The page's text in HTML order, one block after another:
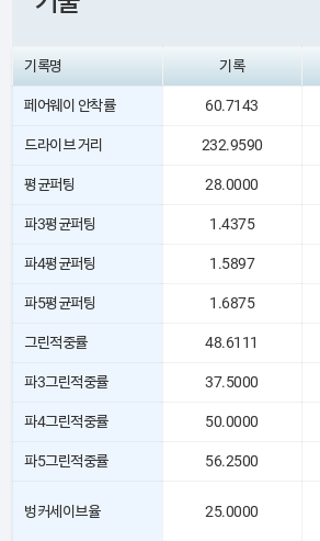
기록명 기록
페어웨이 안착률 60.7143
드라이브 거리 232.9590
평균퍼팅 28.0000
파3평균퍼팅 1.4375
파4평균퍼팅 1.5897
파5평균퍼팅 1.6875
그린적중률 48.6111
파3그린적중률 37.5000
파4그린적중률 50.0000
파5그린적중률 56.2500
벙커세이브율 25.0000